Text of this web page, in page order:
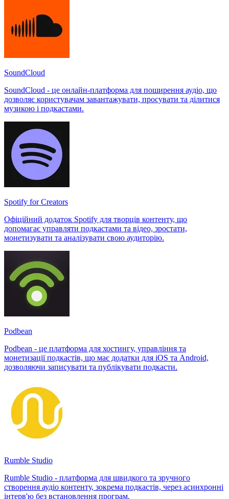
SoundCloud
SoundCloud - це онлайн-платформа для поширення аудіо, що
дозволяє користувачам завантажувати, просувати та ділитися
музикою і подкастами.
Spotify for Creators
Офіційний додаток Spotify для творців контенту, що
допомагає управляти подкастами та відео, зростати,
монетизувати та аналізувати свою аудиторію.
Podbean
Podbean - це платформа для хостингу, управління та
монетизації подкастів, що має додатки для iOS та Android,
дозволяючи записувати та публікувати подкасти.
Rumble Studio
Rumble Studio - платформа для швидкого та зручного
створення аудіо контенту, зокрема подкастів, через асинхронні
інтерв'ю без встановлення програм.